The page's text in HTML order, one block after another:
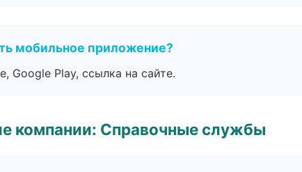
мобильное приложение?
Google Play, ссылка на сайте.
компании: Справочные службы